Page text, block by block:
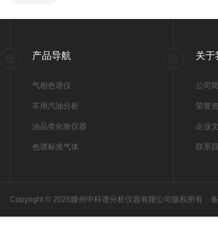
产品导航
气相色谱仪
车用汽油分析
油品类化验仪器
色谱标准气体
关于
公司
荣誉
企业
联系
Copyright © 2026滕州中科谱分析仪器有限公司版权所有